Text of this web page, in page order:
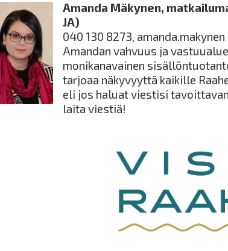
Amanda Mäkynen,
JA)
040 130 8273, amanda.makynen
Amandan vahvuus ja
monikanavainen
tarjoaa näkyvyyttä kaikille
eli jos haluat viestisi
laita viestiä!